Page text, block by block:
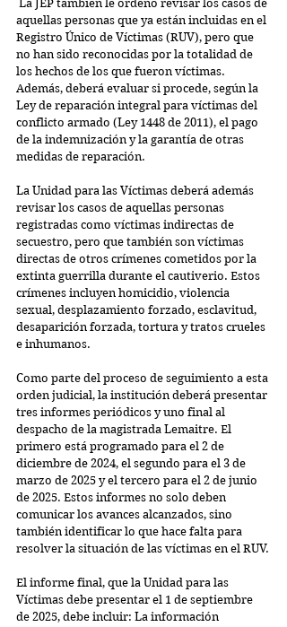
aquellas personas que ya están incluidas en el
Registro Único de Víctimas (RUV), pero que
no han sido reconocidas por la totalidad de
los hechos de los que fueron víctimas.
Además, deberá evaluar si procede, según la
Ley de reparación integral para víctimas del
conflicto armado (Ley 1448 de 2011), el pago
de la indemnización y la garantía de otras
medidas de reparación.
La Unidad para las Víctimas deberá además
revisar los casos de aquellas personas
registradas como víctimas indirectas de
secuestro, pero que también son víctimas
directas de otros crímenes cometidos por la
extinta guerrilla durante el cautiverio. Estos
crímenes incluyen homicidio, violencia
sexual, desplazamiento forzado, esclavitud,
desaparición forzada, tortura y tratos crueles
e inhumanos.
Como parte del proceso de seguimiento a esta
orden judicial, la institución deberá presentar
tres informes periódicos y uno final al
despacho de la magistrada Lemaitre. El
primero está programado para el 2 de
diciembre de 2024, el segundo para el 3 de
marzo de 2025 y el tercero para el 2 de junio
de 2025. Estos informes no solo deben
comunicar los avances alcanzados, sino
también identificar lo que hace falta para
resolver la situación de las víctimas en el RUV.
El informe final, que la Unidad para las
Víctimas debe presentar el 1 de septiembre
de 2025, debe incluir: La información